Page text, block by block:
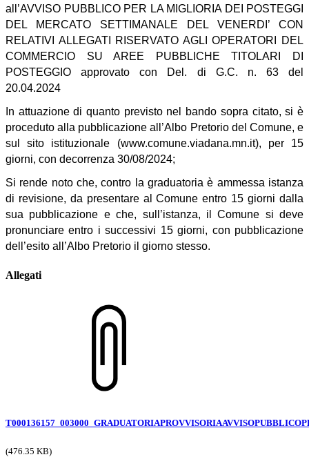
all’AVVISO PUBBLICO PER LA MIGLIORIA DEI POSTEGGI
DEL MERCATO SETTIMANALE DEL VENERDI’ CON
RELATIVI ALLEGATI RISERVATO AGLI OPERATORI DEL
COMMERCIO SU AREE PUBBLICHE TITOLARI DI
POSTEGGIO approvato con Del. di G.C. n. 63 del
20.04.2024
In attuazione di quanto previsto nel bando sopra citato, si è
proceduto alla pubblicazione all’Albo Pretorio del Comune, e
sul sito istituzionale (www.comune.viadana.mn.it), per 15
giorni, con decorrenza 30/08/2024;
Si rende noto che, contro la graduatoria è ammessa istanza
di revisione, da presentare al Comune entro 15 giorni dalla
sua pubblicazione e che, sull’istanza, il Comune si deve
pronunciare entro i successivi 15 giorni, con pubblicazione
dell’esito all’Albo Pretorio il giorno stesso.
Allegati
(476.35 KB)